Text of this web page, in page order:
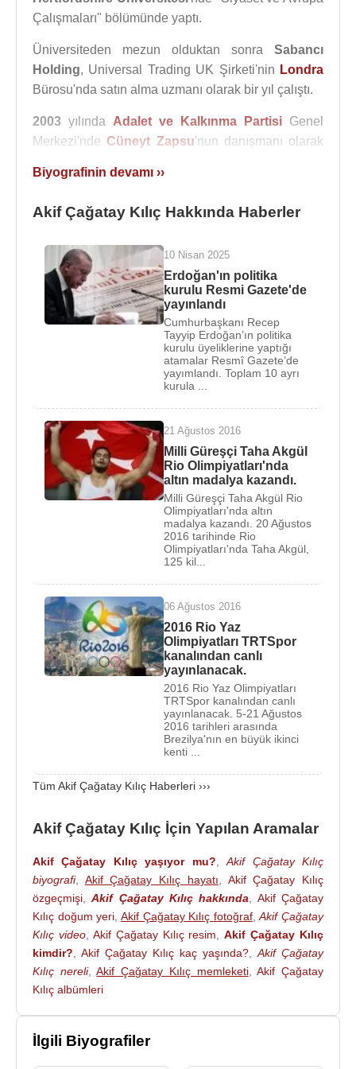
Çalışmaları" bölümünde yaptı.
Üniversiteden mezun olduktan sonra Sabancı
Holding, Universal Trading UK Şirketi'nin Londra
Bürosu'nda satın alma uzmanı olarak bir yıl çalıştı.
2003 yılında Adalet ve Kalkınma Partisi Genel
Merkezi'nde Cüneyt Zapsu'nun danışmanı olarak
içerisinde Başbakanlık Müşaviri, Özel Kalem Müdür
Recep Tayyip Erdoğan'ın kurmay ekibinde uzun
kalem müdür yardımcılığı görevini üstlendiği
dönemlerde yurtdışı gezilerinin çoğunda
Tayyip Erdoğan'ın tercümanlığını yaptı.
milletvekili genel seçimlerinde milletvekili adayı
olmak için 10 Mart 2011'de özel kalem müdür
yardımcılığı görevinden istifa etti.
2011 tarihinde yapılan
Millet Meclisi24. Dönem milletvekili seçimlerinde
AKP’denSamsunmilletvekili oldu.
Türkiye AlmanyaParlamentolararası Dostluk
Grubu Başkanı,Türkiye-Arjantin
Parlamentolararası Dostluk Grubu başkanvekili,
veTürkiye-İtalya
Parlamentolararası Dostluk Grupları saymanı,
Parlamentolararası Dostluk Grubu
genel sekreteri veTürkiye-İranParlamentolararası
Dostluk Grubu üyeliği görevleri yaptı.
25 Aralık2013 yapılan kabine değişikliği ile
Kılıç’ın yerine 61. Türkiye Cumhuriyeti Hükümetinin
Gençlik ve Spor Bakanı olmuştur.
11. Cumhurbaşkanı Abdullah Gül'ün görev
süresinin dolması sebebiyle 10 Ağustos
tarihinde yapılan seçimdeRecep Tayyip
başbakan olanAhmet Davutoğlu
Spor Bakanı olarak görev aldı.
Çok iyi derecede İngilizce ve Almanca bilen Akif
Çağatay Kılıç, Eda Kılıç ile evlidir. İki çocuğu vardır.
7 Haziran 2015 Türkiye genel seçimlerinde ve
1
Kasım 2015 Türkiye genel seçimlerinde
Samsun
milletvekili seçildi.
24 Kasım2015 tarihinde Başbakan Ahmet
Davutoğlu
CumhurbaşkanıRecep Tayyip Erdoğan’ın
onayladığı 64. Hükümet kabinesinde Başbakan
Biyografinin devamı ››
Akif Çağatay Kılıç Hakkında Haberler
10 Nisan 2025
Erdoğan'ın politika
kurulu Resmi Gazete'de
yayınlandı
Cumhurbaşkanı Recep
Tayyip Erdoğan’ın politika
kurulu üyeliklerine yaptığı
atamalar Resmî Gazete’de
yayımlandı. Toplam 10 ayrı
kurula ...
21 Ağustos 2016
Milli Güreşçi Taha Akgül
Rio Olimpiyatları'nda
altın madalya kazandı.
Milli Güreşçi Taha Akgül Rio
Olimpiyatları'nda altın
madalya kazandı. 20 Ağustos
2016 tarihinde Rio
Olimpiyatları'nda Taha Akgül,
125 kil...
06 Ağustos 2016
2016 Rio Yaz
Olimpiyatları TRTSpor
kanalından canlı
yayınlanacak.
2016 Rio Yaz Olimpiyatları
TRTSpor kanalından canlı
yayınlanacak. 5-21 Ağustos
2016 tarihleri arasında
Brezilya'nın en büyük ikinci
kenti ...
Tüm Akif Çağatay Kılıç Haberleri ›››
Akif Çağatay Kılıç İçin Yapılan Aramalar
Akif Çağatay Kılıç yaşıyor mu? ,Akif Çağatay Kılıç
biyografi, Akif Çağatay Kılıç hayatı
Akif Çağatay Kılıç
özgeçmişi ,Akif Çağatay Kılıç hakkında
Akif Çağatay
Kılıç doğum yeri Akif Çağatay Kılıç fotoğraf,Akif Çağatay
Kılıç video, Akif Çağatay Kılıç resim ,Akif Çağatay Kılıç
kimdir?
Akif Çağatay Kılıç kaç yaşında?
Akif Çağatay
Kılıç nereli,Akif Çağatay Kılıç memleketi,Akif Çağatay
Kılıç albümleri
İlgili Biyografiler